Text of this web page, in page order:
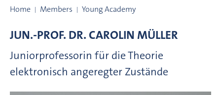
Home Members Young Academy
JUN.-PROF. DR. CAROLIN MÜLLER
Juniorprofessorin für die Theorie
elektronisch angeregter Zustände